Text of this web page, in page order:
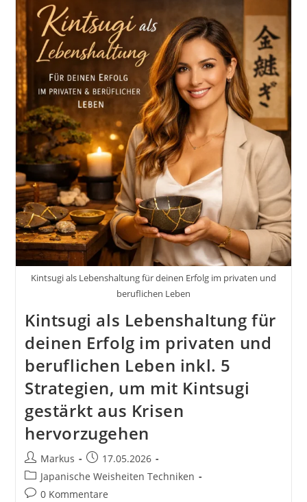
Dein
Lebensrad
Drehen:
Schlüsselbereiche
Für
Ein
Erfülltes
Leben:
Die
12
Lebensbereiche
Kintsugi als Lebenshaltung für deinen Erfolg im privaten und
beruflichen Leben
Kintsugi als Lebenshaltung für
deinen Erfolg im privaten und
beruflichen Leben inkl. 5
Strategien, um mit Kintsugi
gestärkt aus Krisen
hervorzugehen
Beitrags-
Autor:
Markus
Beitrag
veröffentlicht:
17.05.2026
Beitrags-
Kategorie:
Japanische Weisheiten Techniken
Beitrags-
0 Kommentare